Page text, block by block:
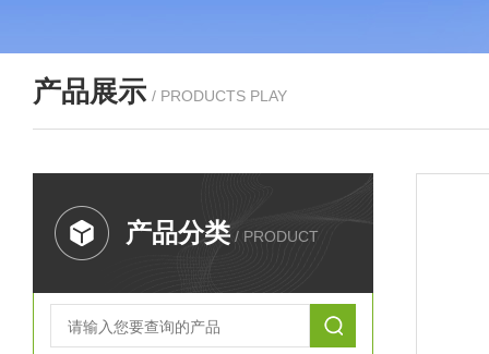
产品展示 / PRODUCTS PLAY
产品分类 / PRODUCT